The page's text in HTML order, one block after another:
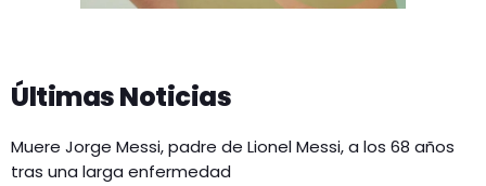
Últimas Noticias
Muere Jorge Messi, padre de Lionel Messi, a los 68 años
tras una larga enfermedad